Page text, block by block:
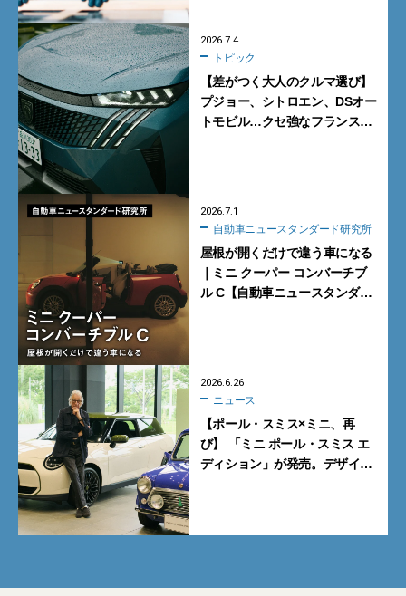
2026.7.4
トピック
【差がつく大人のクルマ選び】
プジョー、シトロエン、DSオー
トモビル…クセ強なフランス車
2026.7.1
自動車ニュースタンダード研究所
屋根が開くだけで違う車になる
｜ミニ クーパー コンバーチブ
ル C【自動車ニュースタンダー
2026.6.26
ニュース
【ポール・スミス×ミニ、再
び】 「ミニ ポール・スミス エ
ディション」が発売。デザイ